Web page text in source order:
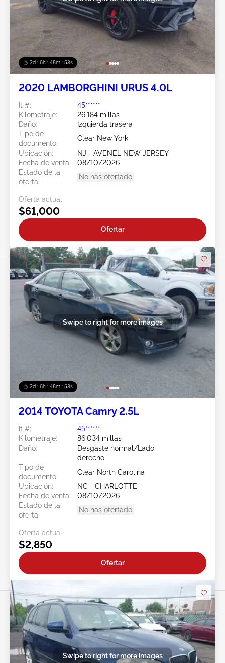
2d : 6h : 48m : 51s
2020 LAMBORGHINI URUS 4.0L
Ít #:
45******
Kilometraje:
26,184 millas
Daño:
Izquierda trasera
Tipo de
documento:
Clear New York
Ubicación:
NJ - AVENEL NEW JERSEY
Fecha de venta:
08/10/2026
Estado de la
oferta:
No has ofertado
Oferta actual:
$61,000
Ofertar
2d : 6h : 48m : 51s
Swipe to right for more images
2014 TOYOTA Camry 2.5L
Ít #:
45******
Kilometraje:
86,034 millas
Daño:
Desgaste normal/Lado
derecho
Tipo de
documento:
Clear North Carolina
Ubicación:
NC - CHARLOTTE
Fecha de venta:
08/10/2026
Estado de la
oferta:
No has ofertado
Oferta actual:
$2,850
Ofertar
Swipe to right for more images